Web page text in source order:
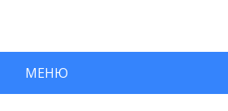
МЕНЮ